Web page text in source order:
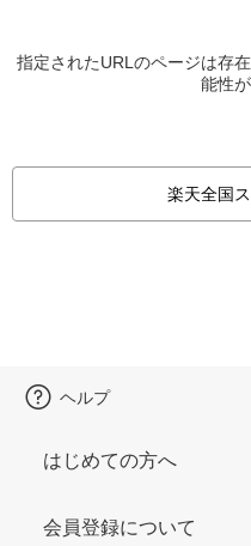
指定されたURLのページは存
能性
楽天全国
ヘルプ
はじめての方へ
会員登録について